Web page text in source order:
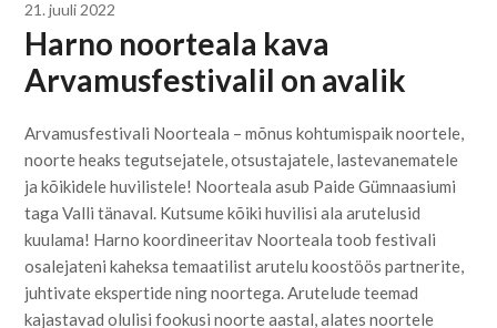
21. juuli 2022
Harno noorteala kava
Arvamusfestivalil on avalik
Arvamusfestivali Noorteala – mõnus kohtumispaik noortele,
noorte heaks tegutsejatele, otsustajatele, lastevanematele
ja kõikidele huvilistele! Noorteala asub Paide Gümnaasiumi
taga Valli tänaval. Kutsume kõiki huvilisi ala arutelusid
kuulama! Harno koordineeritav Noorteala toob festivali
osalejateni kaheksa temaatilist arutelu koostöös partnerite,
juhtivate ekspertide ning noortega. Arutelude teemad
kajastavad olulisi fookusi noorte aastal, alates noortele